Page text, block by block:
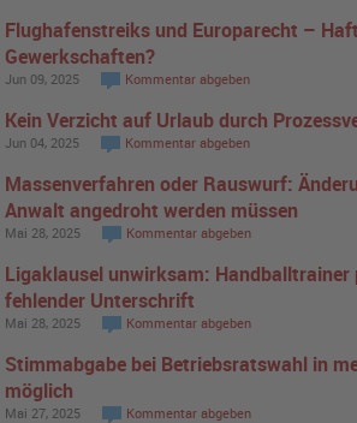
Flughafenstreiks und Europarecht –
Gewerkschaften?
Jun 09, 2025 Kommentar abgeben
Kein Verzicht auf Urlaub durch
Jun 04, 2025 Kommentar abgeben
Massenverfahren oder Rauswurf:
Anwalt angedroht werden müssen
Mai 28, 2025 Kommentar abgeben
Ligaklausel unwirksam:
fehlender Unterschrift
Mai 28, 2025 Kommentar abgeben
Stimmabgabe bei Betriebsratswahl in
möglich
Mai 27, 2025 Kommentar abgeben